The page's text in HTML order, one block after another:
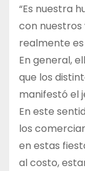
“Es nuestra
con nuestros
realmente
En general,
que los
manifestó el
En este
los
en estas
al costo,